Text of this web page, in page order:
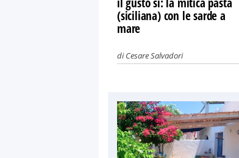
(siciliana) con le sarde a
mare
diCesare Salvadori